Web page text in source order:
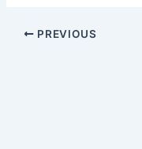
PREVIOUS